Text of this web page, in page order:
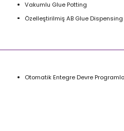
Vakumlu Glue Potting
Özelleştirilmiş AB Glue Dispensing
Otomatik Entegre Devre